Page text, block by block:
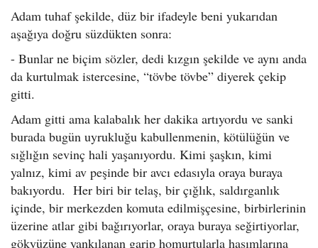
Adam tuhaf şekilde, düz bir ifadeyle beni yukarıdan
aşağıya doğru süzdükten sonra:
- Bunlar ne biçim sözler, dedi kızgın şekilde ve aynı anda
da kurtulmak istercesine, “tövbe tövbe” diyerek çekip
gitti.
Adam gitti ama kalabalık her dakika artıyordu ve sanki
burada bugün uyrukluğu kabullenmenin, kötülüğün ve
sığlığın sevinç hali yaşanıyordu. Kimi şaşkın, kimi
yalnız, kimi av peşinde bir avcı edasıyla oraya buraya
bakıyordu. Her biri bir telaş, bir çığlık, saldırganlık
içinde, bir merkezden komuta edilmişçesine, birbirlerinin
üzerine atlar gibi bağırıyorlar, oraya buraya seğirtiyorlar,
gökyüzüne yankılanan garip homurtularla hasımlarına